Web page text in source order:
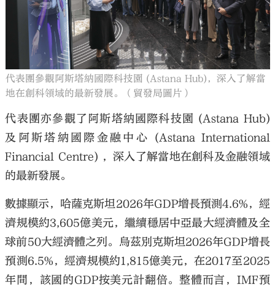
代表團參觀阿斯塔納國際科技園 (Astana Hub)，深入了解當
地在創科領域的最新發展。（貿發局圖片）
代表團亦參觀了阿斯塔納國際科技園 (Astana Hub)
及阿斯塔納國際金融中心 (Astana International
Financial Centre) ，深入了解當地在創科及金融領域
的最新發展。
數據顯示，哈薩克斯坦2026年GDP增長預測4.6%，經
濟規模約3,605億美元，繼續穩居中亞最大經濟體及全
球前50大經濟體之列。烏茲別克斯坦2026年GDP增長
預測6.5%，經濟規模約1,815億美元，在2017至2025
年間，該國的GDP按美元計翻倍。整體而言，IMF預